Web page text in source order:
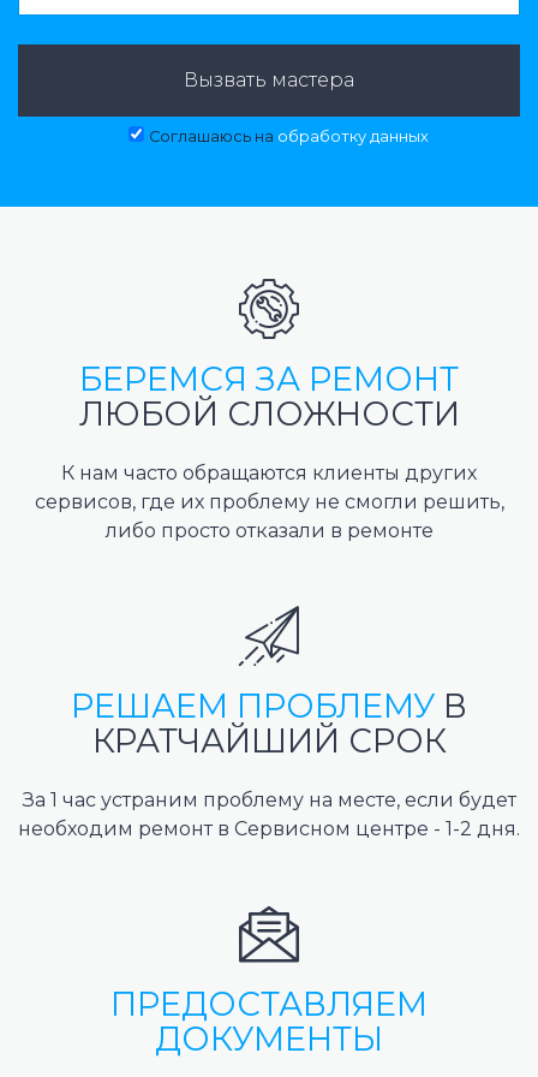
Вызвать мастера
Соглашаюсь на обработку данных
БЕРЕМСЯ ЗА РЕМОНТ
ЛЮБОЙ СЛОЖНОСТИ
К нам часто обращаются клиенты других
сервисов, где их проблему не смогли решить,
либо просто отказали в ремонте
РЕШАЕМ ПРОБЛЕМУ В
КРАТЧАЙШИЙ СРОК
За 1 час устраним проблему на месте, если будет
необходим ремонт в Сервисном центре - 1-2 дня.
ПРЕДОСТАВЛЯЕМ
ДОКУМЕНТЫ